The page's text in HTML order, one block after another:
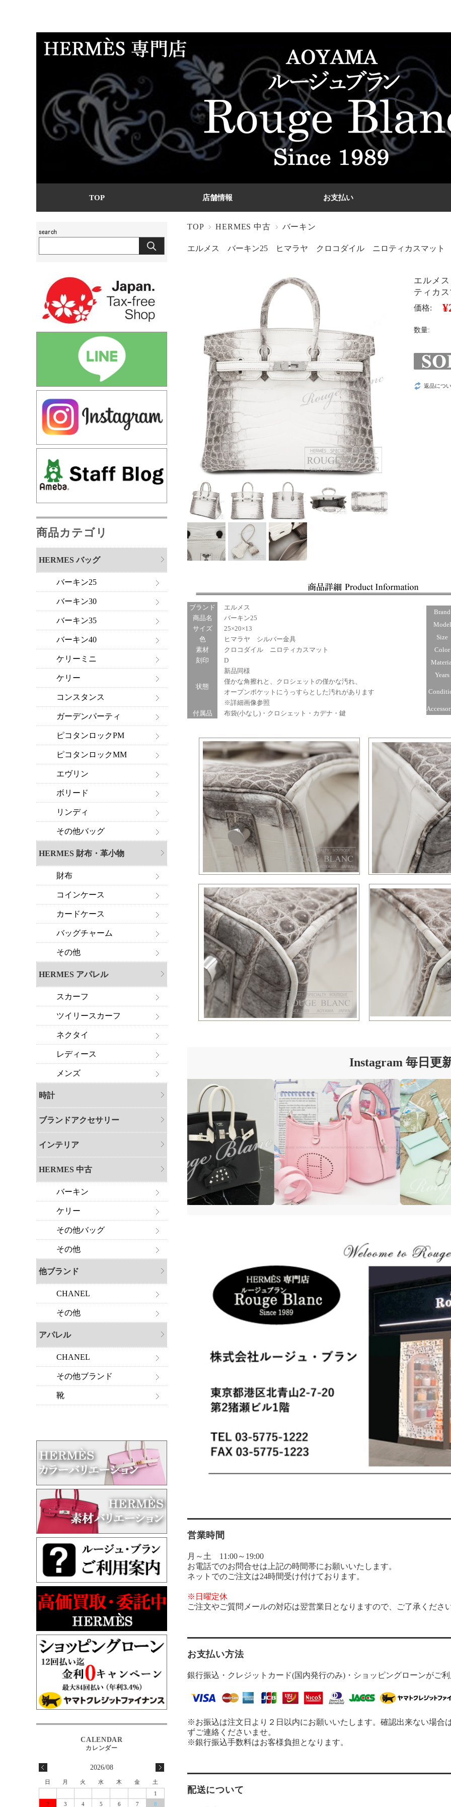
TOP 店舗情報 お支払い
TOP HERMES 中古 バーキン
エルメス バーキン25 ヒマラヤ クロコダイル ニロティカスマット
エルメ
ティカ
価格:
数量:
返品につ
ブランド
エルメス
商品名
バーキン25
サイズ
25×20×13
色
ヒマラヤ シルバー金具
素材
クロコダイル ニロティカスマット
刻印
D
状態
新品同様
僅かな角擦れと、クロシェットの僅かな汚れ、
オープンポケットにうっすらとした汚れがあります
※詳細画像参照
付属品
布袋(小なし)・クロシェット・カデナ・鍵
Brand
Model
Size
Color
Years
Instagram 毎日更
営業時間
月～土 11:00～19:00
お電話でのお問合せは上記の時間帯にお願いいたします。
ネットでのご注文は24時間受け付けております。
※日曜定休
ご注文やご質問メールの対応は翌営業日となりますので、ご了承くださ
お支払い方法
銀行振込・クレジットカード(国内発行のみ)・ショッピングローンがご
※お振込は注文日より２日以内にお願いいたします。確認出来ない場合
ずご連絡くださいませ。
※銀行振込手数料はお客様負担となります。
配送について
商品カテゴリ
HERMES バッグ
バーキン25
バーキン30
バーキン35
バーキン40
ケリーミニ
ケリー
コンスタンス
ガーデンパーティ
ピコタンロックPM
ピコタンロックMM
エヴリン
ボリード
リンディ
その他バッグ
HERMES 財布・革小物
財布
コインケース
カードケース
バッグチャーム
その他
HERMES アパレル
スカーフ
ツイリースカーフ
ネクタイ
レディース
メンズ
時計
ブランドアクセサリー
インテリア
HERMES 中古
バーキン
ケリー
その他バッグ
その他
他ブランド
CHANEL
その他
アパレル
CHANEL
その他ブランド
靴
2026/08
日 月 火 水 木 金
土
1
2
3 4 5 6 7 8